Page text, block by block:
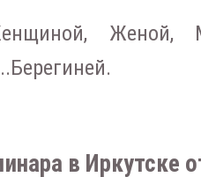
Женой,
в Иркутске